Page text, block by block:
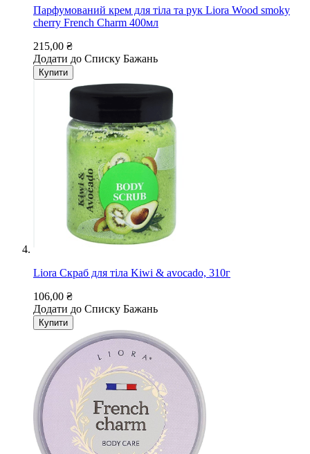
Парфумований крем для тіла та рук Liora Wood smoky
cherry French Charm 400мл
215,00 ₴
Додати до Списку Бажань
Купити
Liora Скраб для тіла Kiwi & avocado, 310г
106,00 ₴
Додати до Списку Бажань
Купити